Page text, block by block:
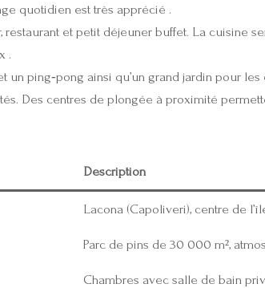
quotidien est très apprécié .
restaurant et petit déjeuner buffet. La cuisine
.
un ping‑pong ainsi qu’un grand jardin pour
Des centres de plongée à proximité
Description
Lacona (Capoliveri), centre de
Parc de pins de 30 000 m²,
Chambres avec salle de bain